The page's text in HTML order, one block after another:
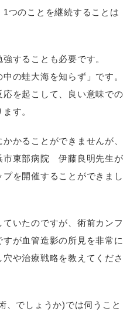
1つのことを継続することは
することも必要です。
の蛙大海を知らず」です。
を起こして、良い意味での
す。
かることができませんが、
市東部病院 伊藤良明先生が
を開催することができまし
いたのですが、術前カンフ
が血管造影の所見を非常に
や治療戦略を教えてくださ
、でしょうか)では伺うこと